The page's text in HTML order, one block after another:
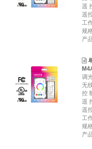
遥
遥
工
规
产
调
无
控
遥
遥
工
规
产